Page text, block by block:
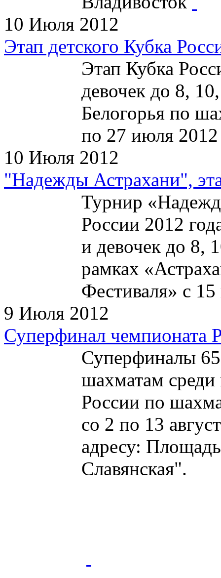
10 Июля 2012
Этап детского Кубка
Этап Кубка
девочек до 8,
Белогорья по
по 27 июля 2012
10 Июля 2012
"Надежды Астрахани",
Турнир
России 2012
и девочек до 8,
рамках
Фестиваля» с
9 Июля 2012
Суперфинал чемпионата
Суперфиналы
шахматам
России по
со 2 по 13
адресу:
Славянская".